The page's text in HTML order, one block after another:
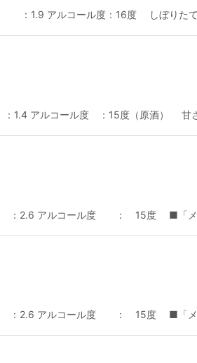
1.9 アルコール度：16度 しぼりた
アルコール度 ：15度（原酒） 甘
：2.6 アルコール度 ： 15度 ■「メ
：2.6 アルコール度 ： 15度 ■「メ